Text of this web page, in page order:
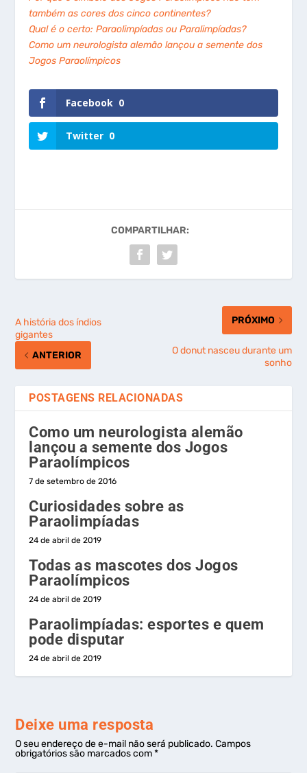
também as cores dos cinco continentes?
Qual é o certo: Paraolimpíadas ou Paralimpíadas?
Como um neurologista alemão lançou a semente dos
Jogos Paraolímpicos
Facebook 0
Twitter 0
COMPARTILHAR:
A história dos índios
gigantes
ANTERIOR
PRÓXIMO
O donut nasceu durante um
sonho
POSTAGENS RELACIONADAS
Como um neurologista alemão
lançou a semente dos Jogos
Paraolímpicos
7 de setembro de 2016
Curiosidades sobre as
Paraolimpíadas
24 de abril de 2019
Todas as mascotes dos Jogos
Paraolímpicos
24 de abril de 2019
Paraolimpíadas: esportes e quem
pode disputar
24 de abril de 2019
Deixe uma resposta
O seu endereço de e-mail não será publicado. Campos
obrigatórios são marcados com*